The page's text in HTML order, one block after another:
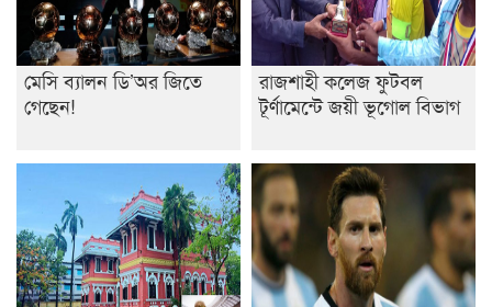
মেসি ব্যালন ডি’অর জিতে
গেছেন!
রাজশাহী কলেজ ফুটবল
টূর্ণামেন্টে জয়ী ভূগোল বিভাগ